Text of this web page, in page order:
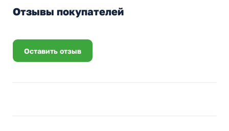
Отзывы покупателей
Оставить отзыв